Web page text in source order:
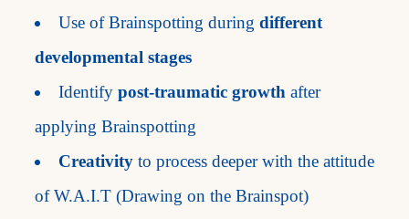
Use of Brainspotting during different
developmental stages
Identify post-traumatic growth after
applying Brainspotting
Creativity to process deeper with the attitude
of W.A.I.T (Drawing on the Brainspot)